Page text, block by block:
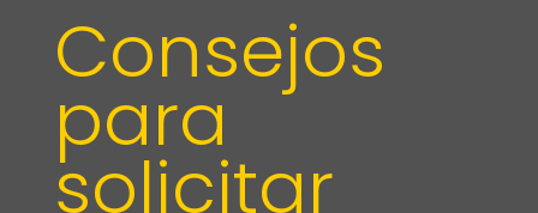
Consejos
para
solicitar